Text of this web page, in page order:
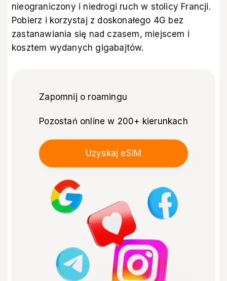
nieograniczony i niedrogi ruch w stolicy Francji.
Pobierz i korzystaj z doskonałego 4G bez
zastanawiania się nad czasem, miejscem i
kosztem wydanych gigabajtów.
Zapomnij o roamingu
Pozostań online w 200+ kierunkach
Uzyskaj eSIM